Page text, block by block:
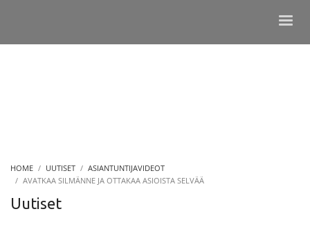
HOME UUTISET
ASIANTUNTIJAVIDEOT
AVATKAA SILMÄNNE JA OTTAKAA ASIOISTA SELVÄÄ
Uutiset